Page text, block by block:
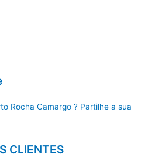
Rocha Camargo ? Partilhe a sua
CLIENTES